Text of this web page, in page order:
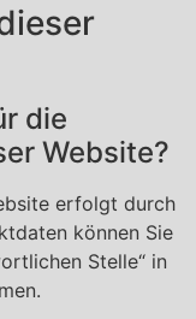
die
Website?
erfolgt durch
können Sie
Stelle“ in